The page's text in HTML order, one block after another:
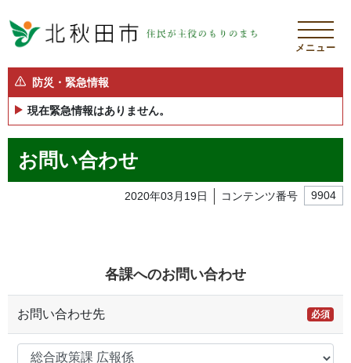
メニュー
防災・緊急情報
現在緊急情報はありません。
お問い合わせ
2020年03月19日 コンテンツ番号 9904
各課へのお問い合わせ
お問い合わせ先 必須